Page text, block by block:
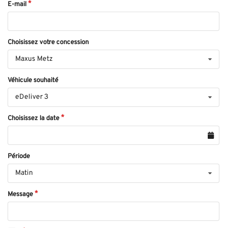
E-mail
Choisissez votre concession
Maxus Metz
Véhicule souhaité
eDeliver 3
Choisissez la date
Période
Matin
Message